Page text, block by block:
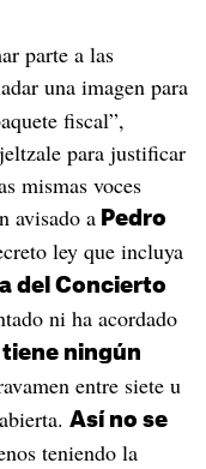
parte a las
una imagen para
fiscal”,
para justificar
mismas voces
avisado aPedro
ley que incluya
del Concierto
ni ha acordado
tiene ningún
entre siete u
Así no se
teniendo la